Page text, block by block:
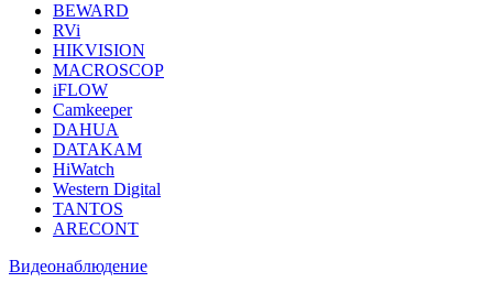
BEWARD
RVi
HIKVISION
MACROSCOP
iFLOW
Camkeeper
DAHUA
DATAKAM
HiWatch
Western Digital
TANTOS
ARECONT
Видеонаблюдение